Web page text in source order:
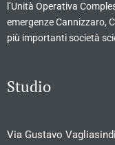
l’Unità Operativa
emergenze Cannizzaro,
più importanti società
Studio
Via Gustavo